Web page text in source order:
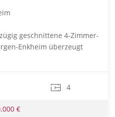
geschnittene 4-Zimmer-
Enkheim überzeugt
4
€